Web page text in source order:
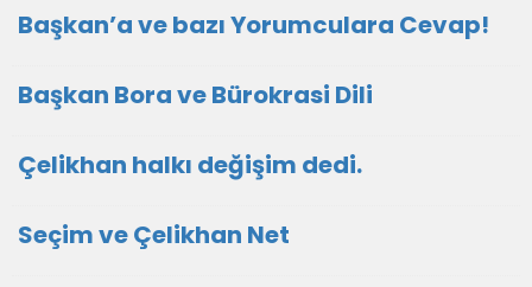
Başkan’a ve bazı Yorumculara Cevap!
Başkan Bora ve Bürokrasi Dili
Çelikhan halkı değişim dedi.
Seçim ve Çelikhan Net